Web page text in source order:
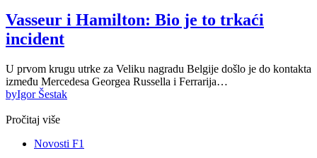
Vasseur i Hamilton: Bio je to trkaći
incident
U prvom krugu utrke za Veliku nagradu Belgije došlo je do kontakta
između Mercedesa Georgea Russella i Ferrarija…
byIgor Šestak
Pročitaj više
Novosti F1